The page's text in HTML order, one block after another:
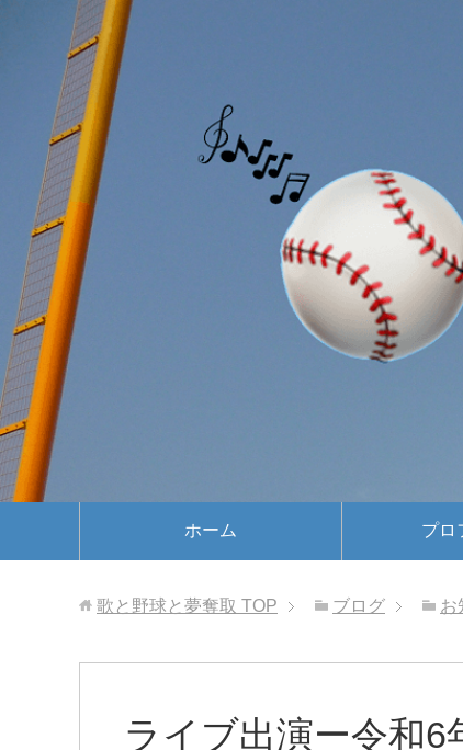
ホーム プロ
歌と野球と夢奪取 TOP ブログ お
ライブ出演ー令和6